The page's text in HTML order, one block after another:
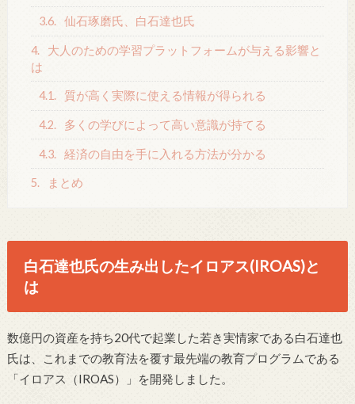
3.6. 仙石琢磨氏、白石達也氏
4.
大人のための学習プラットフォームが与える影響と
は
4.1. 質が高く実際に使える情報が得られる
4.2. 多くの学びによって高い意識が持てる
4.3. 経済の自由を手に入れる方法が分かる
5. まとめ
白石達也氏の生み出したイロアス(IROAS)と
は
数億円の資産を持ち20代で起業した若き実情家である白石達也
氏は、これまでの教育法を覆す最先端の教育プログラムである
「イロアス（IROAS）」を開発しました。